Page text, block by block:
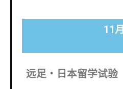
11月
远足・日本留学试验